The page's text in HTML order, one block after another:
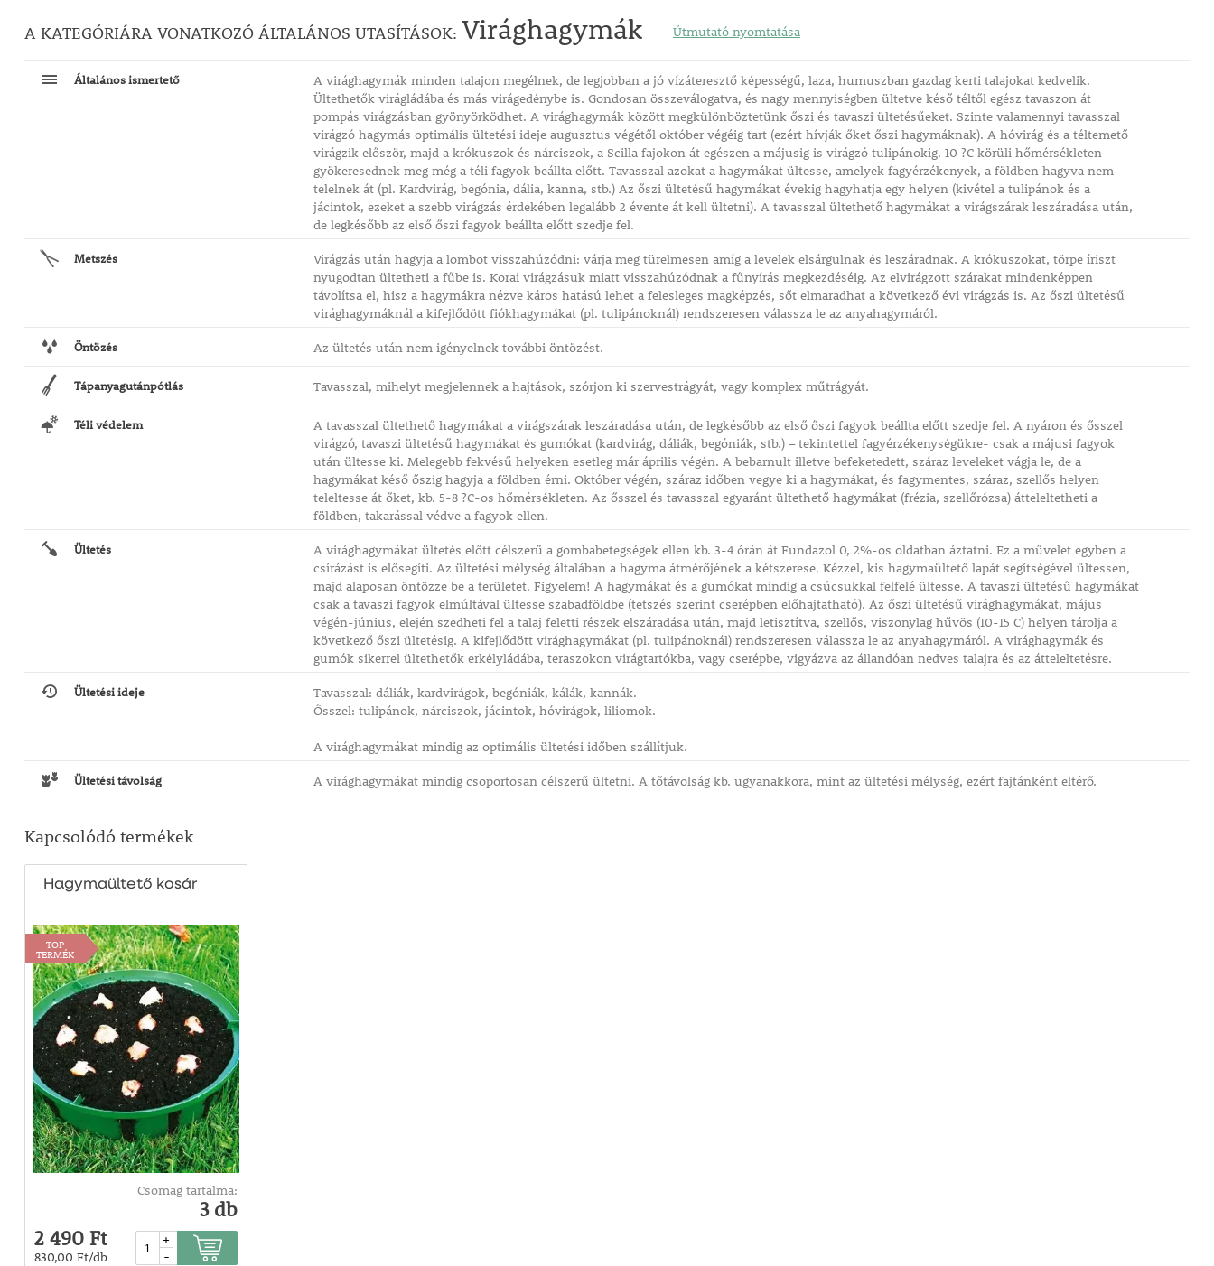
A KATEGÓRIÁRA VONATKOZÓ ÁLTALÁNOS UTASÍTÁSOK: Virághagymák Útmutató nyomtatása
Általános ismertető
A virághagymák minden talajon megélnek, de legjobban a jó vízáteresztő képességű, laza, humuszban gazdag kerti talajokat kedvelik.
Ültethetők virágládába és más virágedénybe is. Gondosan összeválogatva, és nagy mennyiségben ültetve késő téltől egész tavaszon át
pompás virágzásban gyönyörködhet. A virághagymák között megkülönböztetünk őszi és tavaszi ültetésűeket. Szinte valamennyi tavasszal
virágzó hagymás optimális ültetési ideje augusztus végétől október végéig tart (ezért hívják őket őszi hagymáknak). A hóvirág és a téltemető
virágzik először, majd a krókuszok és nárciszok, a Scilla fajokon át egészen a májusig is virágzó tulipánokig. 10 ?C körüli hőmérsékleten
gyökeresednek meg még a téli fagyok beállta előtt. Tavasszal azokat a hagymákat ültesse, amelyek fagyérzékenyek, a földben hagyva nem
telelnek át (pl. Kardvirág, begónia, dália, kanna, stb.) Az őszi ültetésű hagymákat évekig hagyhatja egy helyen (kivétel a tulipánok és a
jácintok, ezeket a szebb virágzás érdekében legalább 2 évente át kell ültetni). A tavasszal ültethető hagymákat a virágszárak leszáradása után,
de legkésőbb az első őszi fagyok beállta előtt szedje fel.
Metszés
Virágzás után hagyja a lombot visszahúzódni: várja meg türelmesen amíg a levelek elsárgulnak és leszáradnak. A krókuszokat, törpe íriszt
nyugodtan ültetheti a fűbe is. Korai virágzásuk miatt visszahúzódnak a fűnyírás megkezdéséig. Az elvirágzott szárakat mindenképpen
távolítsa el, hisz a hagymákra nézve káros hatású lehet a felesleges magképzés, sőt elmaradhat a következő évi virágzás is. Az őszi ültetésű
virághagymáknál a kifejlődött fiókhagymákat (pl. tulipánoknál) rendszeresen válassza le az anyahagymáról.
Öntözés Az ültetés után nem igényelnek további öntözést.
Tápanyagutánpótlás Tavasszal, mihelyt megjelennek a hajtások, szórjon ki szervestrágyát, vagy komplex műtrágyát.
Téli védelem
A tavasszal ültethető hagymákat a virágszárak leszáradása után, de legkésőbb az első őszi fagyok beállta előtt szedje fel. A nyáron és ősszel
virágzó, tavaszi ültetésű hagymákat és gumókat (kardvirág, dáliák, begóniák, stb.) – tekintettel fagyérzékenységükre- csak a májusi fagyok
után ültesse ki. Melegebb fekvésű helyeken esetleg már április végén. A bebarnult illetve befeketedett, száraz leveleket vágja le, de a
hagymákat késő őszig hagyja a földben érni. Október végén, száraz időben vegye ki a hagymákat, és fagymentes, száraz, szellős helyen
teleltesse át őket, kb. 5-8 ?C-os hőmérsékleten. Az ősszel és tavasszal egyaránt ültethető hagymákat (frézia, szellőrózsa) átteleltetheti a
földben, takarással védve a fagyok ellen.
Ültetés
A virághagymákat ültetés előtt célszerű a gombabetegségek ellen kb. 3-4 órán át Fundazol 0, 2%-os oldatban áztatni. Ez a művelet egyben a
csírázást is elősegíti. Az ültetési mélység általában a hagyma átmérőjének a kétszerese. Kézzel, kis hagymaültető lapát segítségével ültessen,
majd alaposan öntözze be a területet. Figyelem! A hagymákat és a gumókat mindig a csúcsukkal felfelé ültesse. A tavaszi ültetésű hagymákat
csak a tavaszi fagyok elmúltával ültesse szabadföldbe (tetszés szerint cserépben előhajtatható). Az őszi ültetésű virághagymákat, május
végén-június, elején szedheti fel a talaj feletti részek elszáradása után, majd letisztítva, szellős, viszonylag hűvös (10-15 C) helyen tárolja a
következő őszi ültetésig. A kifejlődött virághagymákat (pl. tulipánoknál) rendszeresen válassza le az anyahagymáról. A virághagymák és
gumók sikerrel ültethetők erkélyládába, teraszokon virágtartókba, vagy cserépbe, vigyázva az állandóan nedves talajra és az átteleltetésre.
Ültetési ideje
Tavasszal: dáliák, kardvirágok, begóniák, kálák, kannák.
Ősszel: tulipánok, nárciszok, jácintok, hóvirágok, liliomok.
A virághagymákat mindig az optimális ültetési időben szállítjuk.
Ültetési távolság A virághagymákat mindig csoportosan célszerű ültetni. A tőtávolság kb. ugyanakkora, mint az ültetési mélység, ezért fajtánként eltérő.
Kapcsolódó termékek
Hagymaültető kosár
TOP
TERMÉK
Csomag tartalma:
3 db
2 490 Ft
830,00 Ft/db
+
-